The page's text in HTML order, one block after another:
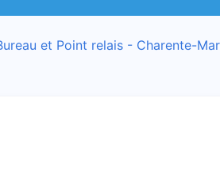
et Point relais - Charente-